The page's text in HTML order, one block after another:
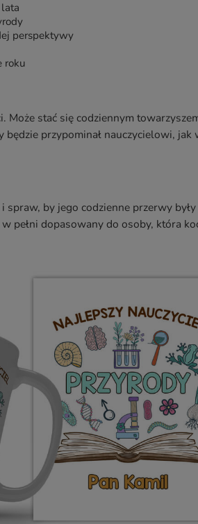
perspektywy
roku
Może stać się codziennym
przypominał nauczycielowi, jak
by jego codzienne przerwy były
pełni dopasowany do osoby, która